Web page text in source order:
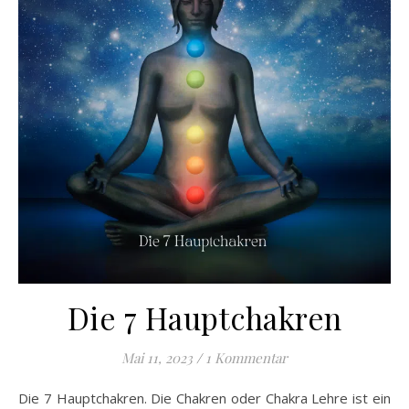
Die 7 Hauptchakren
Mai 11, 2023 / 1 Kommentar
Die 7 Hauptchakren. Die Chakren oder Chakra Lehre ist ein